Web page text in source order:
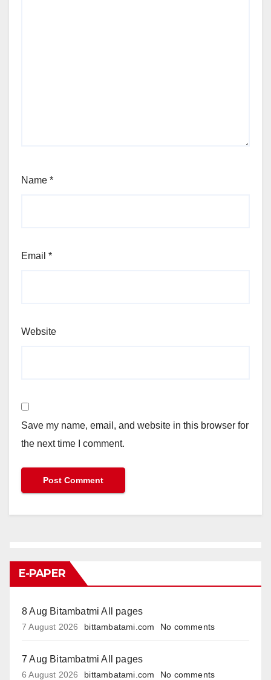
Name *
Email *
Website
Save my name, email, and website in this browser for
the next time I comment.
E-PAPER
8 Aug Bitambatmi All pages
7 August 2026 bittambatami.com No comments
7 Aug Bitambatmi All pages
6 August 2026 bittambatami.com No comments